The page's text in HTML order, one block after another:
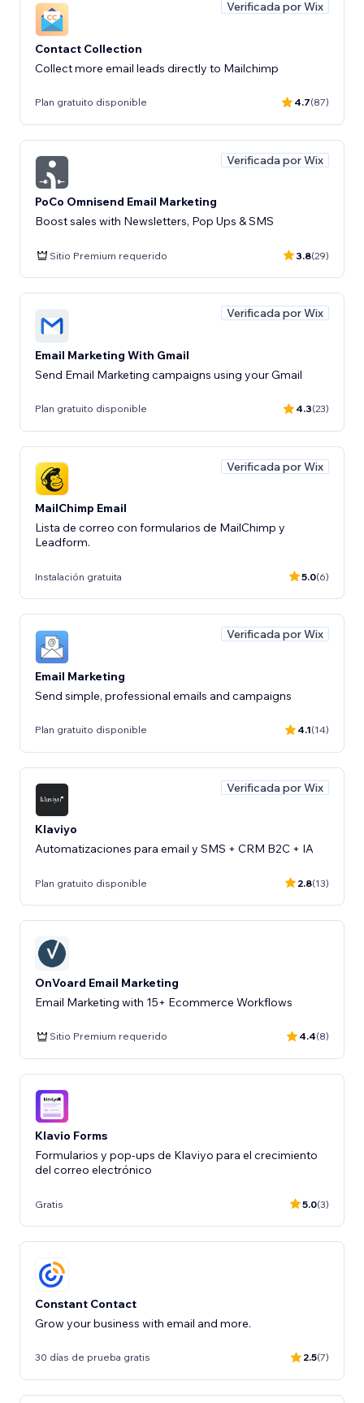
Verificada por Wix
Contact Collection
Collect more email leads directly to Mailchimp
Plan gratuito disponible 4.7(87)
Verificada por Wix
PoCo Omnisend Email Marketing
Boost sales with Newsletters, Pop Ups & SMS
Sitio Premium requerido 3.8(29)
Verificada por Wix
Email Marketing With Gmail
Send Email Marketing campaigns using your Gmail
Plan gratuito disponible 4.3(23)
Verificada por Wix
MailChimp Email
Lista de correo con formularios de MailChimp y
Leadform.
Instalación gratuita 5.0(6)
Verificada por Wix
Email Marketing
Send simple, professional emails and campaigns
Plan gratuito disponible 4.1(14)
Verificada por Wix
Klaviyo
Automatizaciones para email y SMS + CRM B2C + IA
Plan gratuito disponible 2.8(13)
OnVoard Email Marketing
Email Marketing with 15+ Ecommerce Workflows
Sitio Premium requerido 4.4(8)
Klavio Forms
Formularios y pop-ups de Klaviyo para el crecimiento
del correo electrónico
Gratis 5.0(3)
Constant Contact
Grow your business with email and more.
30 días de prueba gratis 2.5(7)